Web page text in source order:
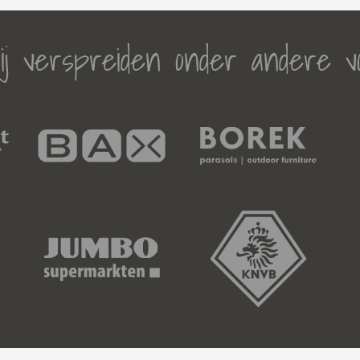
verspreiden onder andere